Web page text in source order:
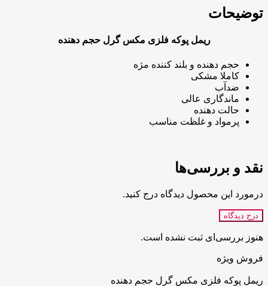
توضیحات
ریمل پوکه فلزی مکس گرل حجم دهنده
حجم دهنده و بلند کننده مژه
کاملا مشکی
ضدآب
ماندگاری عالی
حالت دهنده
پرمواد و غلظت مناسب
نقد و بررسی‌ها
درمورد این محصول دیدگاه درج کنید.
درج دیدگاه
هنوز بررسی‌ای ثبت نشده است.
فروش ویژه
ریمل پوکه فلزی مکس گرل حجم دهنده